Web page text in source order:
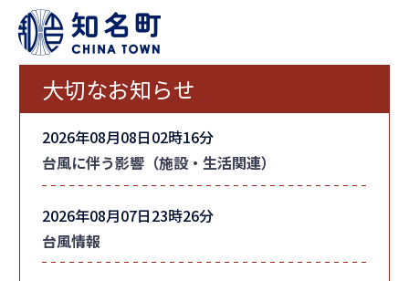
大切なお知らせ
2026年08月08日02時16分
台風に伴う影響（施設・生活関連）
2026年08月07日23時26分
台風情報